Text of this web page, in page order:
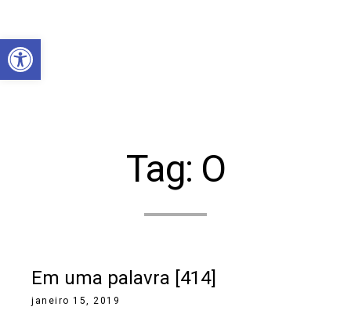
Abrir a barra de ferramentas
Tag: O
Em uma palavra [414]
janeiro 15, 2019